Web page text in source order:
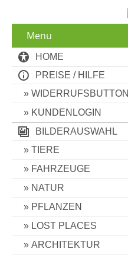
Menu
HOME
PREISE / HILFE
WIDERRUFSBUTTON
KUNDENLOGIN
BILDERAUSWAHL
TIERE
FAHRZEUGE
NATUR
PFLANZEN
LOST PLACES
ARCHITEKTUR